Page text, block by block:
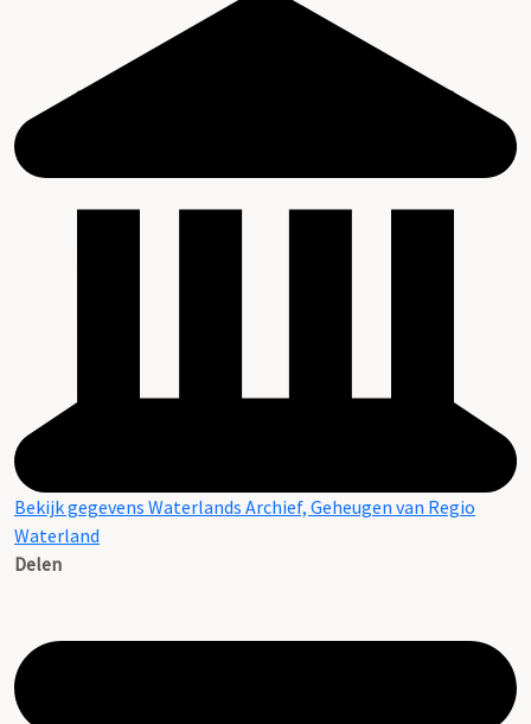
Bekijk gegevens Waterlands Archief, Geheugen van Regio
Waterland
Delen